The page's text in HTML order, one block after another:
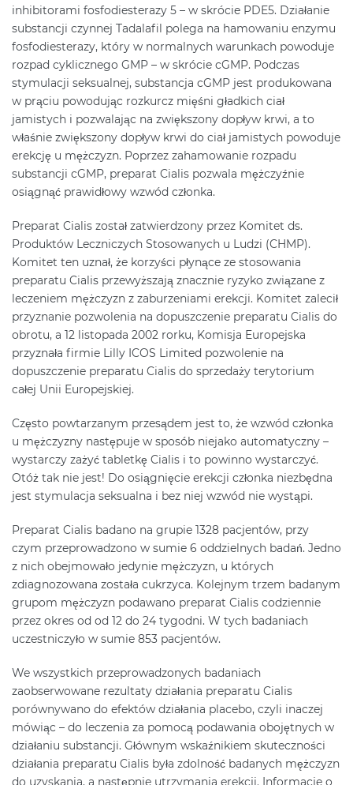
inhibitorami fosfodiesterazy 5 – w skrócie PDE5. Działanie
substancji czynnej Tadalafil polega na hamowaniu enzymu
fosfodiesterazy, który w normalnych warunkach powoduje
rozpad cyklicznego GMP – w skrócie cGMP. Podczas
stymulacji seksualnej, substancja cGMP jest produkowana
w prąciu powodując rozkurcz mięśni gładkich ciał
jamistych i pozwalając na zwiększony dopływ krwi, a to
właśnie zwiększony dopływ krwi do ciał jamistych powoduje
erekcję u mężczyzn. Poprzez zahamowanie rozpadu
substancji cGMP, preparat Cialis pozwala mężczyźnie
osiągnąć prawidłowy wzwód członka.
Preparat Cialis został zatwierdzony przez Komitet ds.
Produktów Leczniczych Stosowanych u Ludzi (CHMP).
Komitet ten uznał, że korzyści płynące ze stosowania
preparatu Cialis przewyższają znacznie ryzyko związane z
leczeniem mężczyzn z zaburzeniami erekcji. Komitet zalecił
przyznanie pozwolenia na dopuszczenie preparatu Cialis do
obrotu, a 12 listopada 2002 rorku, Komisja Europejska
przyznała firmie Lilly ICOS Limited pozwolenie na
dopuszczenie preparatu Cialis do sprzedaży terytorium
całej Unii Europejskiej.
Często powtarzanym przesądem jest to, że wzwód członka
u mężczyzny następuje w sposób niejako automatyczny –
wystarczy zażyć tabletkę Cialis i to powinno wystarczyć.
Otóż tak nie jest! Do osiągnięcie erekcji członka niezbędna
jest stymulacja seksualna i bez niej wzwód nie wystąpi.
Preparat Cialis badano na grupie 1328 pacjentów, przy
czym przeprowadzono w sumie 6 oddzielnych badań. Jedno
z nich obejmowało jedynie mężczyzn, u których
zdiagnozowana została cukrzyca. Kolejnym trzem badanym
grupom mężczyzn podawano preparat Cialis codziennie
przez okres od od 12 do 24 tygodni. W tych badaniach
uczestniczyło w sumie 853 pacjentów.
We wszystkich przeprowadzonych badaniach
zaobserwowane rezultaty działania preparatu Cialis
porównywano do efektów działania placebo, czyli inaczej
mówiąc – do leczenia za pomocą podawania obojętnych w
działaniu substancji. Głównym wskaźnikiem skuteczności
działania preparatu Cialis była zdolność badanych mężczyzn
do uzyskania, a następnie utrzymania erekcji. Informacje o